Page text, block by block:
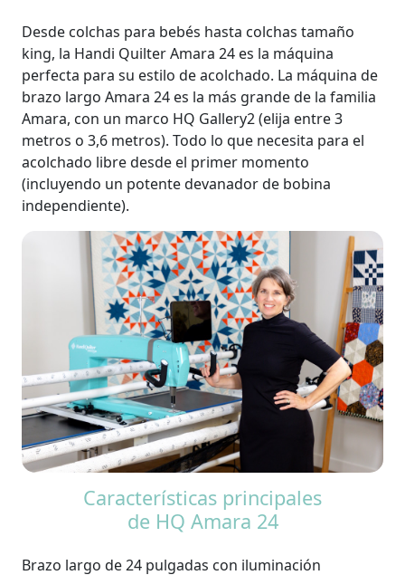
Desde colchas para bebés hasta colchas tamaño
king, la Handi Quilter Amara 24 es la máquina
perfecta para su estilo de acolchado. La máquina de
brazo largo Amara 24 es la más grande de la familia
Amara, con un marco HQ Gallery2 (elija entre 3
metros o 3,6 metros). Todo lo que necesita para el
acolchado libre desde el primer momento
(incluyendo un potente devanador de bobina
independiente).
Características principales
de HQ Amara 24
Brazo largo de 24 pulgadas con iluminación